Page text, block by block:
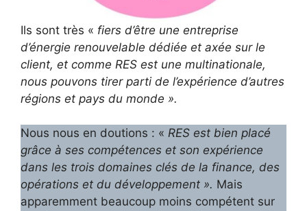
Ils sont très « fiers d’être une entreprise
d’énergie renouvelable dédiée et axée sur le
client, et comme RES est une multinationale,
nous pouvons tirer parti de l’expérience d’autres
régions et pays du monde ».
Nous nous en doutions : « RES est bien placé
grâce à ses compétences et son expérience
dans les trois domaines clés de la finance, des
opérations et du développement ». Mais
apparemment beaucoup moins compétent sur